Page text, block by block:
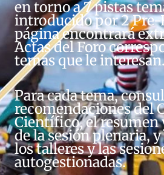
en torno a 7 pistas
introducido por 2 Pre-
página encontrará
Actas del Foro
temas que le
Para cada tema,
recomendaciones del
Científico, el resumen
de la sesión plenaria,
los talleres y las
autogestionadas.